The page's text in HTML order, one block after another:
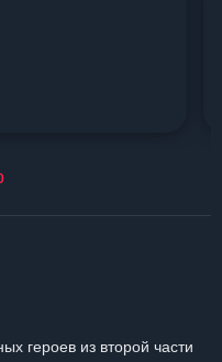
героев из второй части